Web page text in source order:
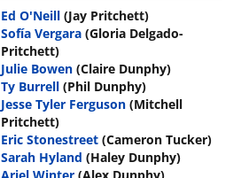
Ed O'Neill (Jay Pritchett)
Sofía Vergara (Gloria Delgado-
Pritchett)
Julie Bowen (Claire Dunphy)
Ty Burrell (Phil Dunphy)
Jesse Tyler Ferguson (Mitchell
Pritchett)
Eric Stonestreet (Cameron Tucker)
Sarah Hyland (Haley Dunphy)